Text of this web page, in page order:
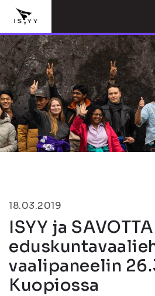
18.03.2019
ISYY ja
vaalipaneelin
Kuopiossa